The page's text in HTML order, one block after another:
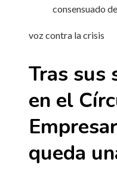
voz contra la crisis
Tras sus
en el
queda